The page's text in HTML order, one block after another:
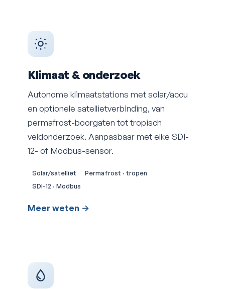
Klimaat & onderzoek
Autonome klimaatstations met solar/accu
en optionele satellietverbinding, van
permafrost-boorgaten tot tropisch
veldonderzoek. Aanpasbaar met elke SDI-
12- of Modbus-sensor.
Solar/satelliet
Permafrost · tropen
SDI-12 · Modbus
Meer weten →